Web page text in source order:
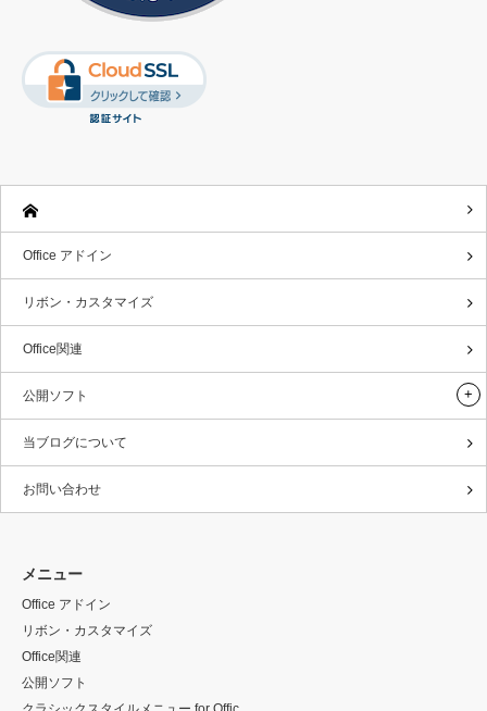
Office アドイン
リボン・カスタマイズ
Office関連
公開ソフト
当ブログについて
お問い合わせ
メニュー
Office アドイン
リボン・カスタマイズ
Office関連
公開ソフト